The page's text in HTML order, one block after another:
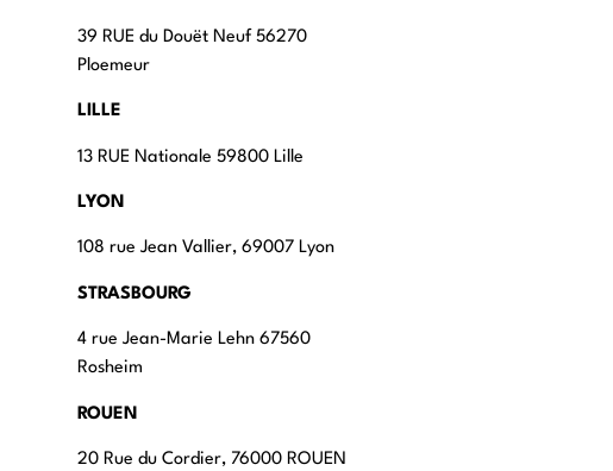
39 RUE du Douët Neuf 56270
Ploemeur
LILLE
13 RUE Nationale 59800 Lille
LYON
108 rue Jean Vallier, 69007 Lyon
STRASBOURG
4 rue Jean-Marie Lehn 67560
Rosheim
ROUEN
20 Rue du Cordier, 76000 ROUEN